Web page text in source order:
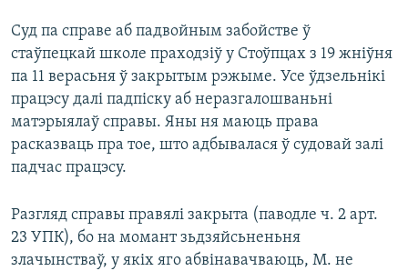
Суд па справе аб падвойным забойстве ў
стаўпецкай школе праходзіў у Стоўпцах з 19 жніўня
па 11 верасьня ў закрытым рэжыме. Усе ўдзельнікі
працэсу далі падпіску аб неразгалошваньні
матэрыялаў справы. Яны ня маюць права
расказваць пра тое, што адбывалася ў судовай залі
падчас працэсу.
Разгляд справы правялі закрыта (паводле ч. 2 арт.
23 УПК), бо на момант зьдзяйсьненьня
злачынстваў, у якіх яго абвінавачваюць, М. не